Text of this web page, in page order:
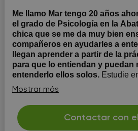
Me llamo Mar tengo 20 años
el grado de Psicología en la
chica que se me da muy bien
compañeros en ayudarles a
llegan aprender a partir de la
para que lo entiendan y puedan
entenderlo ellos solos. Estudie
de Barcelona y ahora estoy
universidad. Mía técnicas para ayudar a los niños para
aprender y enrede sus deberes o
explicación con palabras a que
materia o actividad que no
Mostrar más
Contactar con